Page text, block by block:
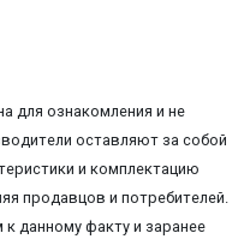
для ознакомления и не
оставляют за собой
и комплектацию
продавцов и потребителей.
данному факту и заранее